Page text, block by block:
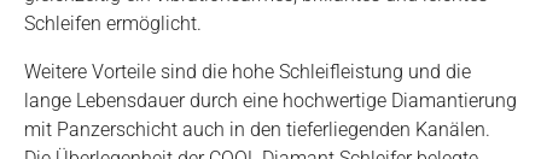
Schleifen ermöglicht.
Weitere Vorteile sind die hohe Schleifleistung und die
lange Lebensdauer durch eine hochwertige Diamantierung
mit Panzerschicht auch in den tieferliegenden Kanälen.